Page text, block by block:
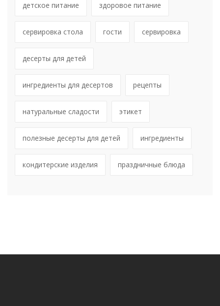
детское питание здоровое питание
сервировка стола гости сервировка
десерты для детей
ингредиенты для десертов рецепты
натуральные сладости этикет
полезные десерты для детей ингредиенты
кондитерские изделия праздничные блюда